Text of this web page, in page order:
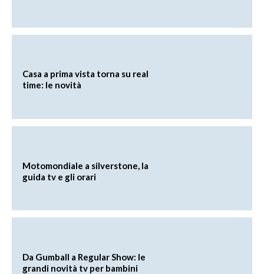
Casa a prima vista torna su real
time: le novità
Motomondiale a silverstone, la
guida tv e gli orari
Da Gumball a Regular Show: le
grandi novità tv per bambini